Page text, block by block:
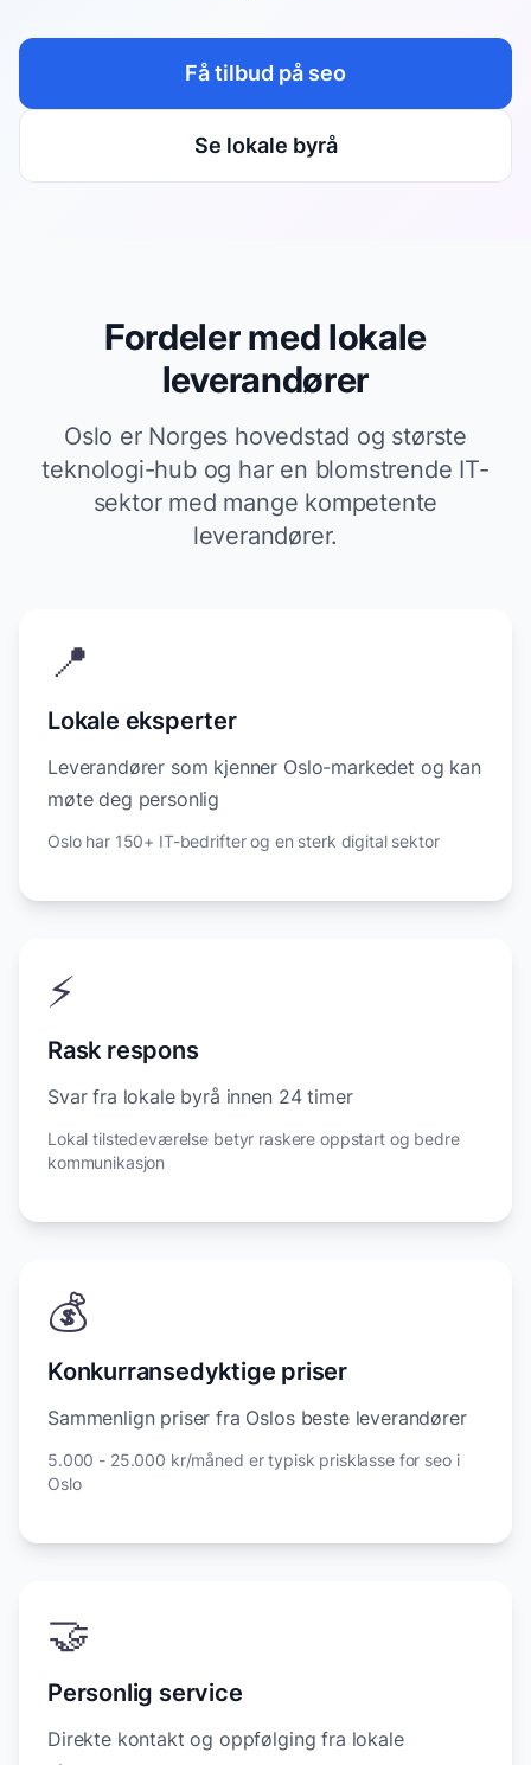
Få tilbud på seo
Se lokale byrå
Fordeler med lokale
leverandører
Oslo er Norges hovedstad og største
teknologi-hub og har en blomstrende IT-
sektor med mange kompetente
leverandører.
📍
Lokale eksperter
Leverandører som kjenner Oslo-markedet og kan
møte deg personlig
Oslo har 150+ IT-bedrifter og en sterk digital sektor
⚡
Rask respons
Svar fra lokale byrå innen 24 timer
Lokal tilstedeværelse betyr raskere oppstart og bedre
kommunikasjon
💰
Konkurransedyktige priser
Sammenlign priser fra Oslos beste leverandører
5.000 - 25.000 kr/måned er typisk prisklasse for seo i
Oslo
🤝
Personlig service
Direkte kontakt og oppfølging fra lokale